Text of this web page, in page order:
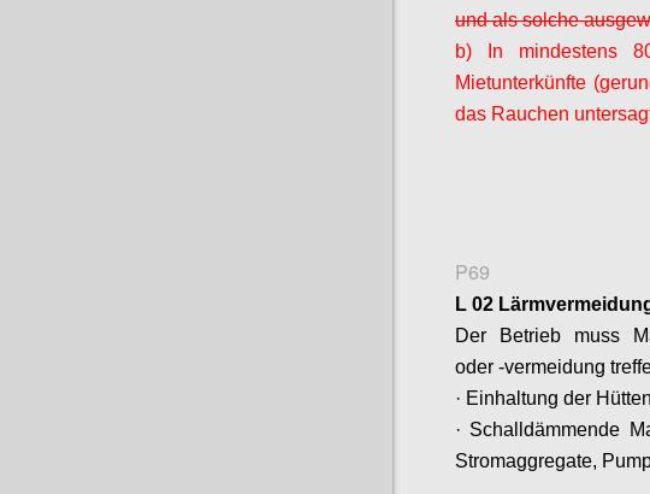
und als solche
b) In mindestens
Mietunterkünfte
das Rauchen
P69
L 02
Der Betrieb muss
oder -vermeidung
· Einhaltung der
· Schalldämmende
Stromaggregate,